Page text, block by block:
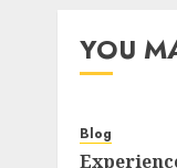
YOU
Blog